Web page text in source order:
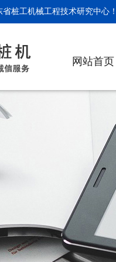
桩工机械工程技术研究中心
网站首页